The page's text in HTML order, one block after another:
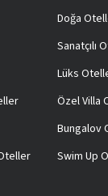
Doğa
Sanatçılı
Lüks
Özel Villa
Bungalov
Swim Up